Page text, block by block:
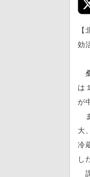
効
は
が
大
冷
し